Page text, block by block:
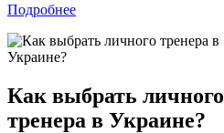
Подробнее
Как выбрать личного
тренера в Украине?